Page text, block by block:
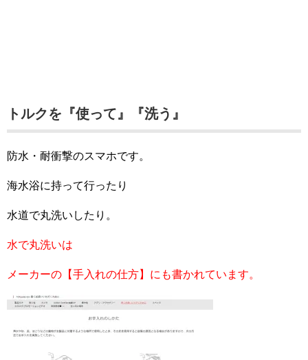
トルクを『使って』『洗う』
防水・耐衝撃のスマホです。
海水浴に持って行ったり
水道で丸洗いしたり。
水で丸洗いは
メーカーの【手入れの仕方】にも書かれています。